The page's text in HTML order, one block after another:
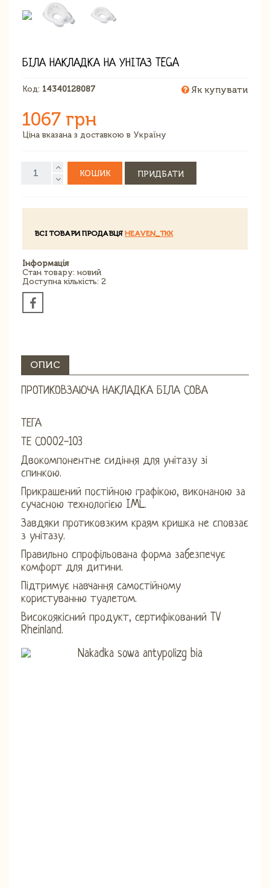
БІЛА НАКЛАДКА НА УНІТАЗ TEGA
Код: 14340128087 Як купувати
1067 грн
Ціна вказана з доставкою в Україну
КОШИК ПРИДБАТИ
ВСІ ТОВАРИ ПРОДАВЦЯ HEAVEN_TKK
Інформація
Стан товару: новий
Доступна кількість: 2
ОПИС
ПРОТИКОВЗАЮЧА НАКЛАДКА БІЛА СОВА
ТЕГА
ТЕ СО002-103
Двокомпонентне сидіння для унітазу зі
спинкою.
Прикрашений постійною графікою, виконаною за
сучасною технологією IML.
Завдяки протиковзким краям кришка не сповзає
з унітазу.
Правильно спрофільована форма забезпечує
комфорт для дитини.
Підтримує навчання самостійному
користуванню туалетом.
Високоякісний продукт, сертифікований TV
Rheinland.